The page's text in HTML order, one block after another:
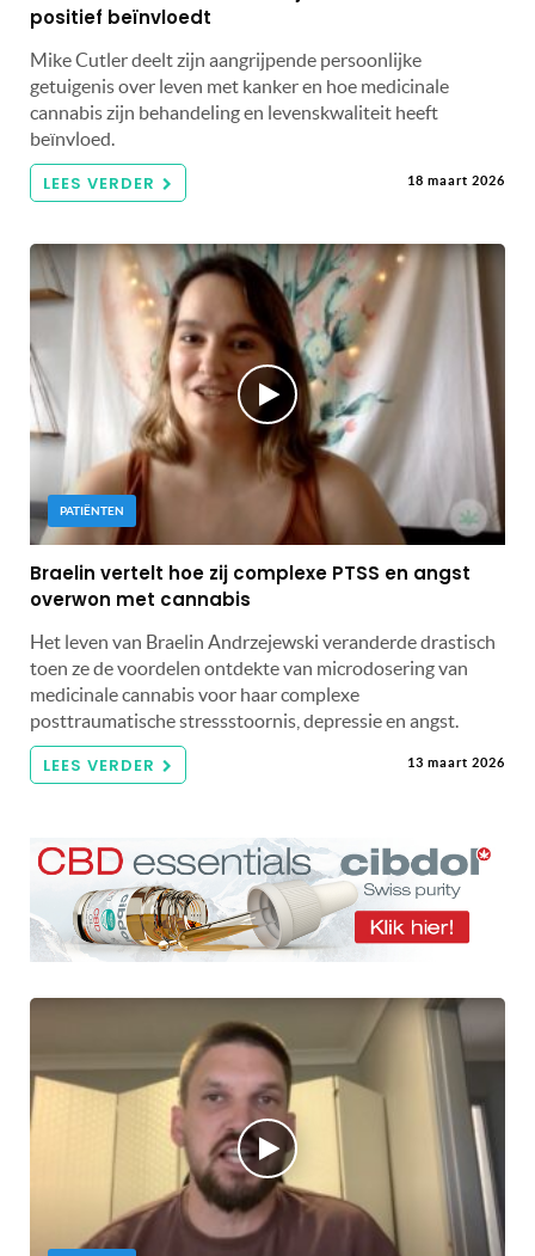
positief beïnvloedt
Mike Cutler deelt zijn aangrijpende persoonlijke
getuigenis over leven met kanker en hoe medicinale
cannabis zijn behandeling en levenskwaliteit heeft
beïnvloed.
LEES VERDER 18 maart 2026
PATIËNTEN
Braelin vertelt hoe zij complexe PTSS en angst
overwon met cannabis
Het leven van Braelin Andrzejewski veranderde drastisch
toen ze de voordelen ontdekte van microdosering van
medicinale cannabis voor haar complexe
posttraumatische stressstoornis, depressie en angst.
LEES VERDER 13 maart 2026